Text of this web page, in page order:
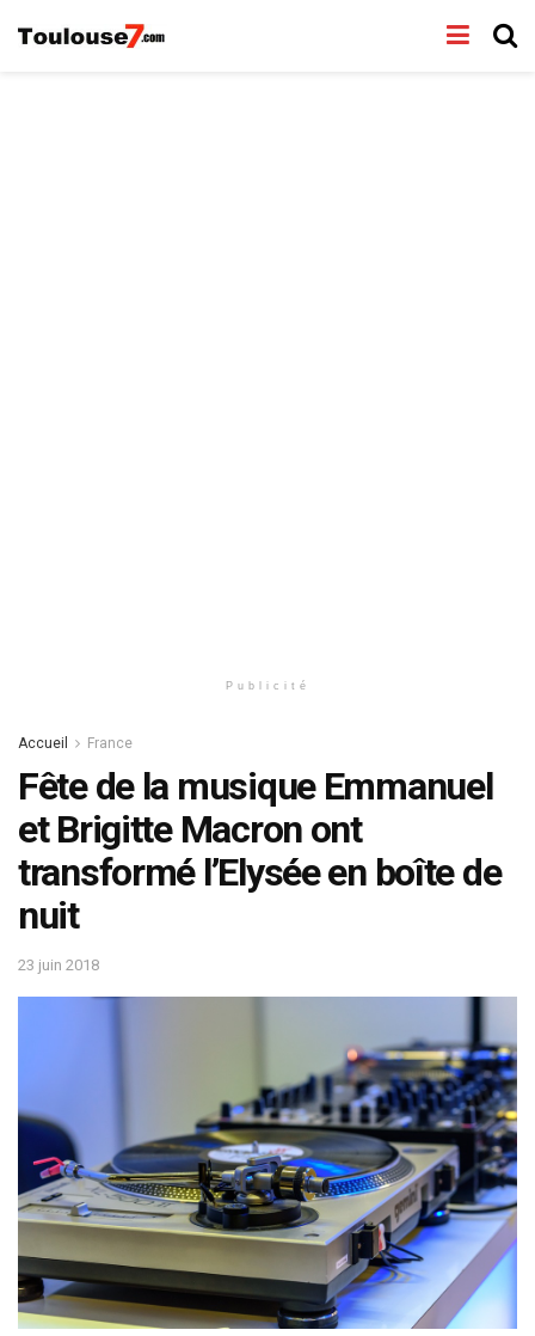
Publicité
Accueil France
Fête de la musique Emmanuel
et Brigitte Macron ont
transformé l’Elysée en boîte de
nuit
23 juin 2018